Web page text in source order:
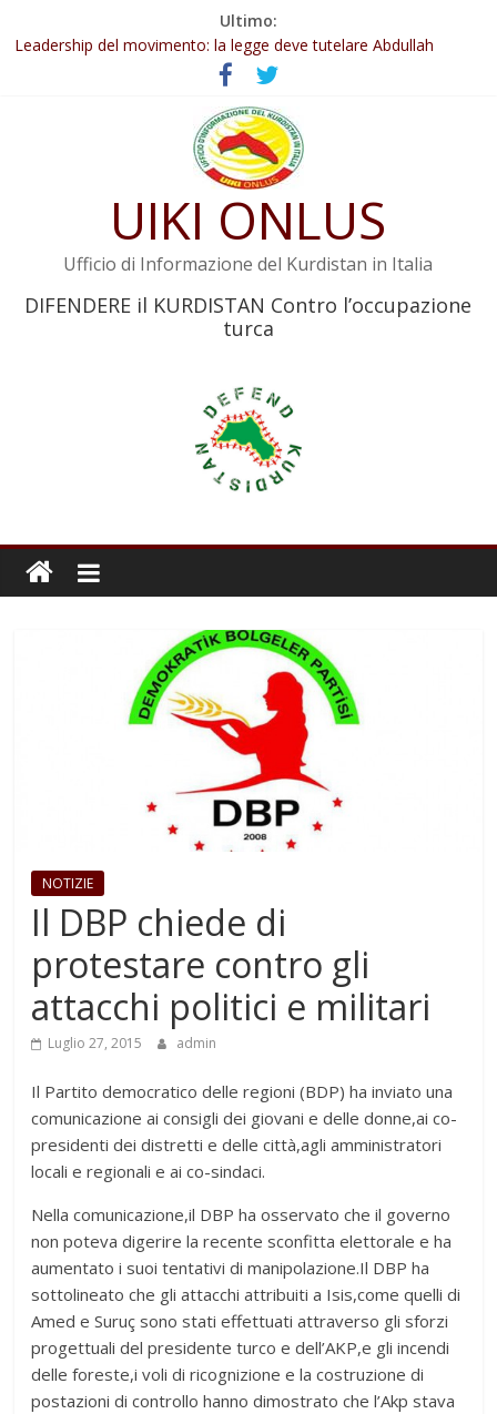
Ultimo:
Abdullah Öcalan: Le legge negativa deve essere trasformata in
legge positiva
Leadership del movimento: la legge deve tutelare Abdullah
Commissione donne del KNK: Şengal è di nuovo sotto minaccia
Non tenere conto della situazione di Rêber Apo ostacolerebbe
Il KNK chiede un’azione internazionale contro i crimini di guerra
UIKI ONLUS
Ufficio di Informazione del Kurdistan in Italia
DIFENDERE il KURDISTAN Contro l’occupazione
turca
NOTIZIE
Il DBP chiede di
protestare contro gli
attacchi politici e militari
Luglio 27, 2015 admin
Il Partito democratico delle regioni (BDP) ha inviato una
comunicazione ai consigli dei giovani e delle donne,ai co-
presidenti dei distretti e delle città,agli amministratori
locali e regionali e ai co-sindaci.
Nella comunicazione,il DBP ha osservato che il governo
non poteva digerire la recente sconfitta elettorale e ha
aumentato i suoi tentativi di manipolazione.Il DBP ha
sottolineato che gli attacchi attribuiti a Isis,come quelli di
Amed e Suruç sono stati effettuati attraverso gli sforzi
progettuali del presidente turco e dell’AKP,e gli incendi
delle foreste,i voli di ricognizione e la costruzione di
postazioni di controllo hanno dimostrato che l’Akp stava